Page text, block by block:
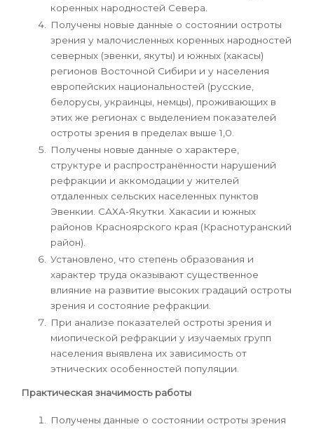
коренных народностей Севера.
Получены новые данные о состоянии остроты
зрения у малочисленных коренных народностей
северных (эвенки, якуты) и южных (хакасы)
регионов Восточной Сибири и у населения
европейских национальностей (русские,
белорусы, украинцы, немцы), проживающих в
этих же регионах с выделением показателей
остроты зрения в пределах выше 1,0.
Получены новые данные о характере,
структуре и распростра­нённости нарушений
рефракции и аккомодации у жителей
отдаленных сельских населенных пунктов
Эвенкии. САХА-Якутки. Хакасии и южных
районов Красноярского края (Краснотуранский
район).
Установлено, что степень образования и
характер труда ока­зывают существенное
влияние на развитие высоких градаций остроты
зрения и состояние рефракции.
При анализе показателей остроты зрения и
миопической рефракции у изучаемых групп
населения выявлена их зависимость от
этнических особенностей популяции.
Практическая значимость работы
Получены данные о состоянии остроты зрения